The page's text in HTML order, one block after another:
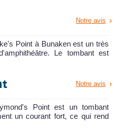
Notre avis
Point à Bunaken est un très
Le tombant est
Notre avis
Point est un tombant
un courant fort, ce qui rend